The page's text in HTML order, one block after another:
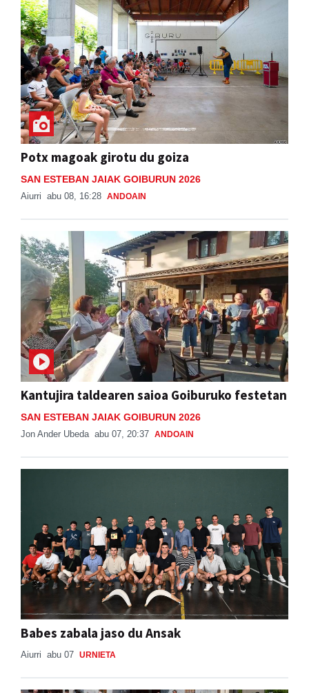
Potx magoak girotu du goiza
SAN ESTEBAN JAIAK GOIBURUN 2026
Aiurri abu 08, 16:28 ANDOAIN
Kantujira taldearen saioa Goiburuko festetan
SAN ESTEBAN JAIAK GOIBURUN 2026
Jon Ander Ubeda abu 07, 20:37 ANDOAIN
Babes zabala jaso du Ansak
Aiurri abu 07 URNIETA